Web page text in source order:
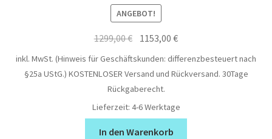
ANGEBOT!
1299,00€ Ursprünglicher
1153,00€Aktueller
Preis
inkl. MwSt. (Hinweis für Geschäftskunden: differenzbesteuert nach
§25a UStG.) KOSTENLOSER Versand und Rückversand. 30Tage
Rückgaberecht.
Lieferzeit: 4-6 Werktage
In den Warenkorb